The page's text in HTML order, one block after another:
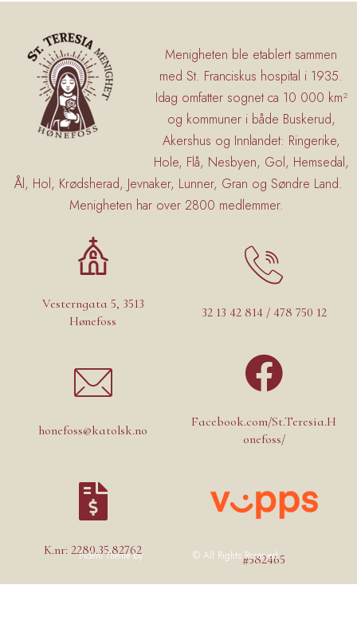
Menigheten ble etablert sammen
med St. Franciskus hospital i 1935.
Idag omfatter sognet ca 10 000 km²
og kommuner i både Buskerud,
Akershus og Innlandet: Ringerike,
Hole, Flå, Nesbyen, Gol, Hemsedal,
Ål, Hol, Krødsherad, Jevnaker, Lunner, Gran og Søndre Land.
Menigheten har over 2800 medlemmer.
Vesterngata 5, 3513
Hønefoss
32 13 42 814 / 478 750 12
honefoss@katolsk.no
Facebook.com/St.Teresia.H
onefoss/
K.nr: 2280.35.82762
#582465
Fidem Theme by © All Rights Reserved